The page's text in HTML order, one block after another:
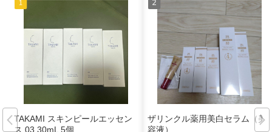
TAKAMI スキンピールエッセン
ス 03 30mL 5個
ザリンクル薬用美白セラム（美
容液）